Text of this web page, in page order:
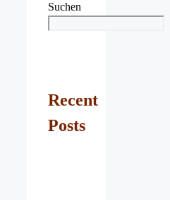
Suchen
Recent
Posts